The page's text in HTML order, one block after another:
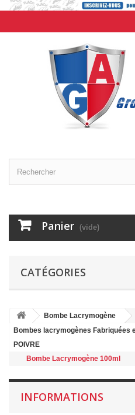
Panier (vide)
CATÉGORIES
Bombe Lacrymogène
Bombes lacrymogènes Fabriquées
POIVRE
Bombe Lacrymogène 100ml
INFORMATIONS